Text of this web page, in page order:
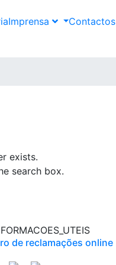
Imprensa Contactos
exists.
search box.
de reclamações online